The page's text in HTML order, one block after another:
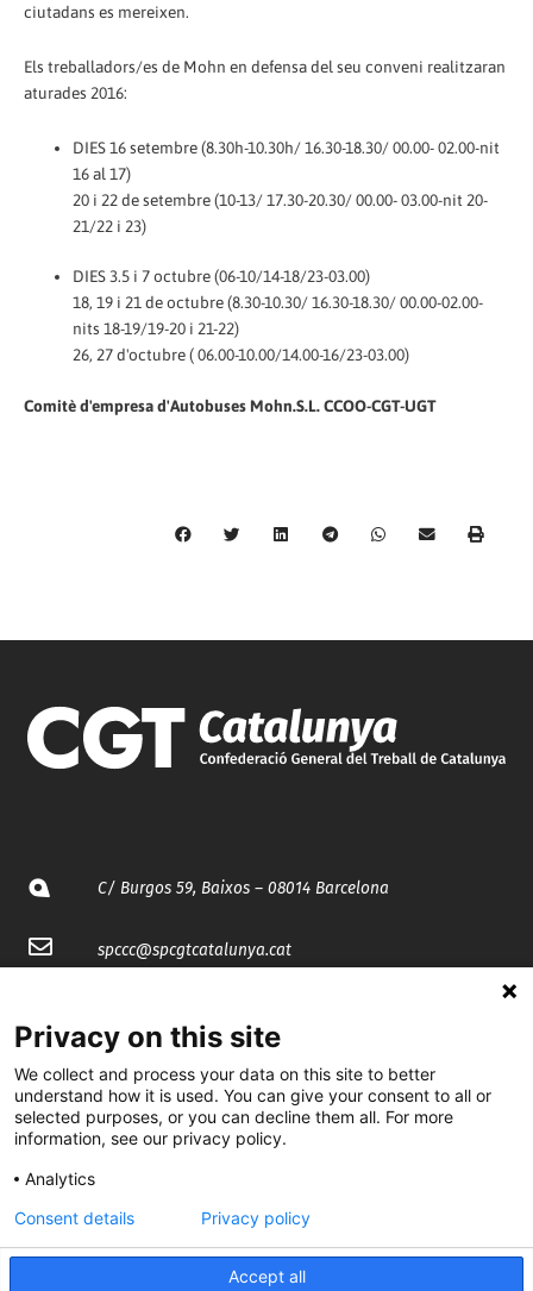
ciutadans es mereixen.
Els treballadors/es de Mohn en defensa del seu conveni realitzaran
aturades 2016:
DIES 16 setembre (8.30h-10.30h/ 16.30-18.30/ 00.00- 02.00-nit
16 al 17)
20 i 22 de setembre (10-13/ 17.30-20.30/ 00.00- 03.00-nit 20-
21/22 i 23)
DIES 3.5 i 7 octubre (06-10/14-18/23-03.00)
18, 19 i 21 de octubre (8.30-10.30/ 16.30-18.30/ 00.00-02.00-
nits 18-19/19-20 i 21-22)
26, 27 d'octubre ( 06.00-10.00/14.00-16/23-03.00)
Comitè d'empresa d'Autobuses Mohn.S.L. CCOO-CGT-UGT
C/ Burgos 59, Baixos – 08014 Barcelona
spccc@spcgtcatalunya.cat
@CGTCatalunya
cgtcatalunya
cgtcatalunya
Privacy on this site
We collect and process your data on this site to better
understand how it is used. You can give your consent to all or
selected purposes, or you can decline them all. For more
information, see our privacy policy.
Analytics
Accept all
Consent details Privacy policy